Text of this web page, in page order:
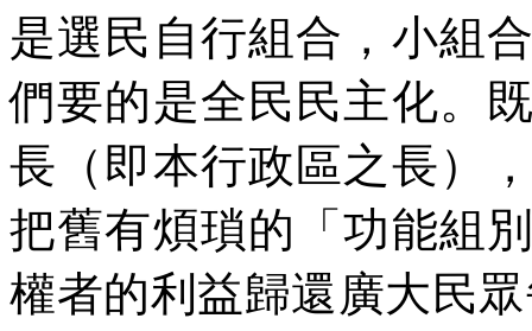
是選民自行組合，小組
們要的是全民民主化。
長（即本行政區之長）
把舊有煩瑣的「功能組
權者的利益歸還廣大民